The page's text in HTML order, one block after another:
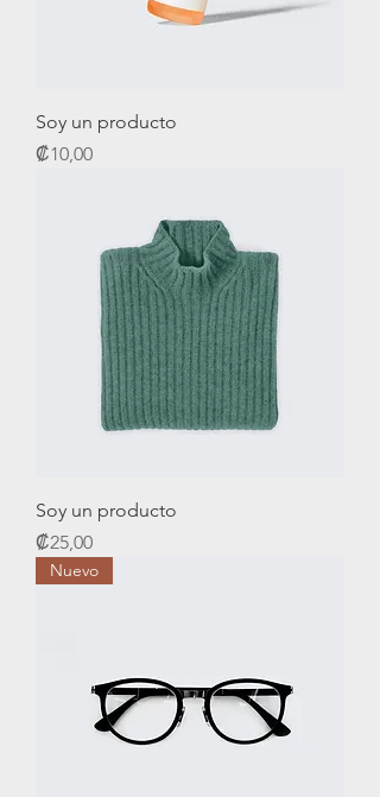
Soy un producto
Precio
₡10,00
Soy un producto
Precio
₡25,00
Nuevo